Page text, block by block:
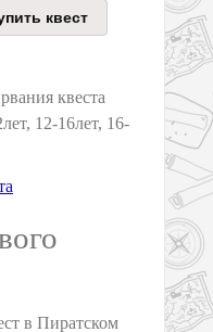
квеста
12-16лет, 16-
в Пиратском